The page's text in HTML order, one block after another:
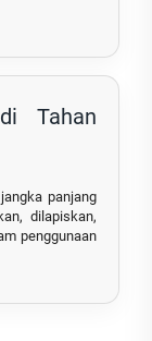
Tahan
panjang
dilapiskan,
penggunaan